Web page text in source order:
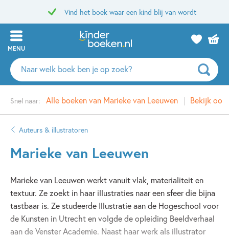
Vind het boek waar een kind blij van wordt
MENU
Zoeken
naar
auteurs
en
uitgevers
Snel naar: Alle boeken van Marieke van Leeuwen Bekijk ook
Auteurs & illustratoren
Marieke van Leeuwen
Marieke van Leeuwen werkt vanuit vlak, materialiteit en
textuur. Ze zoekt in haar illustraties naar een sfeer die bijna
tastbaar is. Ze studeerde Illustratie aan de Hogeschool voor
de Kunsten in Utrecht en volgde de opleiding Beeldverhaal
aan de Venster Academie. Naast haar werk als illustrator